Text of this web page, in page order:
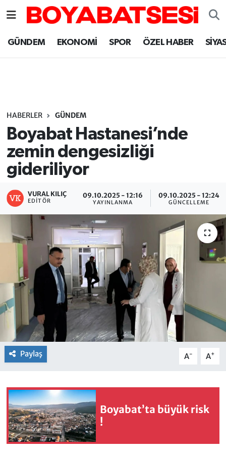
GÜNDEM EKONOMİ SPOR ÖZEL HABER
HABERLER GÜNDEM
Boyabat Hastanesi’nde
zemin dengesizliği
gideriliyor
VURAL KILIÇ
EDITÖR
09.10.2025 - 12:16
YAYINLANMA
09.10.2025 - 12:24
GÜNCELLEME
Paylaş A- A+
Boyabat’ta büyük risk
!
Sinop Nöbetçi Eczaneler
Sinop Trafik Yoğunluk Haritası
Süper Lig Puan Durumu ve Fikstür
Tüm Manşetler
Son Dakika Haberleri
Haber Arşivi